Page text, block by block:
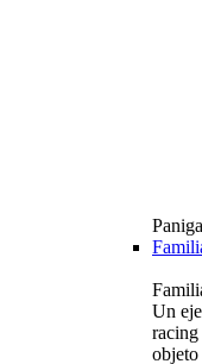
Un
racing
objeto